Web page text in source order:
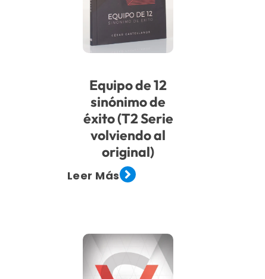
Equipo de 12
sinónimo de
éxito (T2 Serie
volviendo al
original)
Leer Más